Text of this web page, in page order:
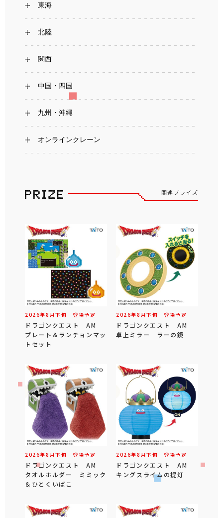
東海
北陸
関西
中国・四国
九州・沖縄
オンラインクレーン
関連プライズ
2026年8 月下旬 登場予定
ドラゴンクエスト AM
プレート＆ランチョンマッ
トセット
2026年8 月下旬 登場予定
ドラゴンクエスト AM
卓上ミラー ラーの鏡
2026年8 月下旬 登場予定
ドラゴンクエスト AM
タオルホルダー ミミック
＆ひとくいばこ
2026年8 月下旬 登場予定
ドラゴンクエスト AM
キングスライムの提灯